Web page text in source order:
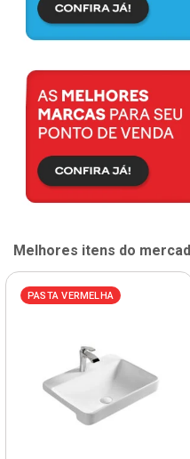
Melhores itens do
PASTA VERMELHA